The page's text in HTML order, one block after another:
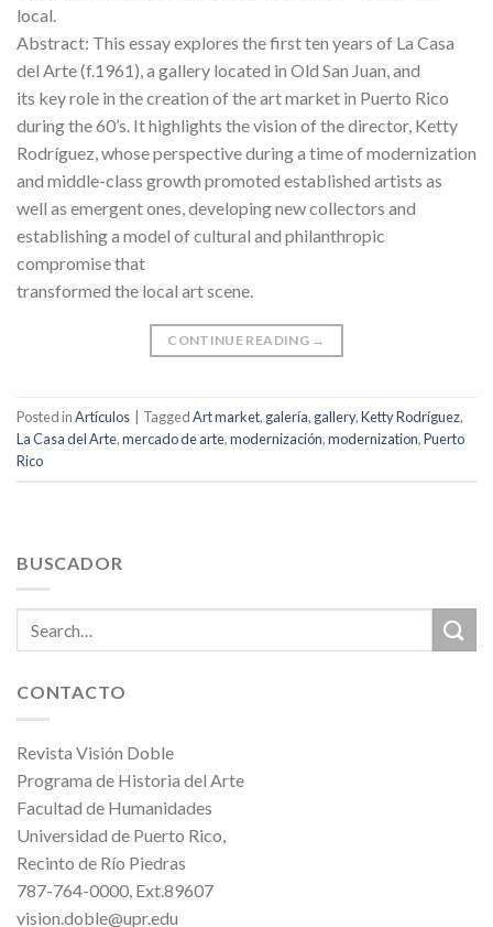
local.
Abstract: This essay explores the first ten years of La Casa
del Arte (f.1961), a gallery located in Old San Juan, and
its key role in the creation of the art market in Puerto Rico
during the 60’s. It highlights the vision of the director, Ketty
Rodríguez, whose perspective during a time of modernization
and middle-class growth promoted established artists as
well as emergent ones, developing new collectors and
establishing a model of cultural and philanthropic
compromise that
transformed the local art scene.
CONTINUE READING →
Posted inArtículos TaggedArt market, galería, gallery,Ketty Rodríguez,
La Casa del Arte,mercado de arte,modernización,modernization,Puerto
Rico
BUSCADOR
CONTACTO
Revista Visión Doble
Programa de Historia del Arte
Facultad de Humanidades
Universidad de Puerto Rico,
Recinto de Río Piedras
787-764-0000, Ext.89607
vision.doble@upr.edu